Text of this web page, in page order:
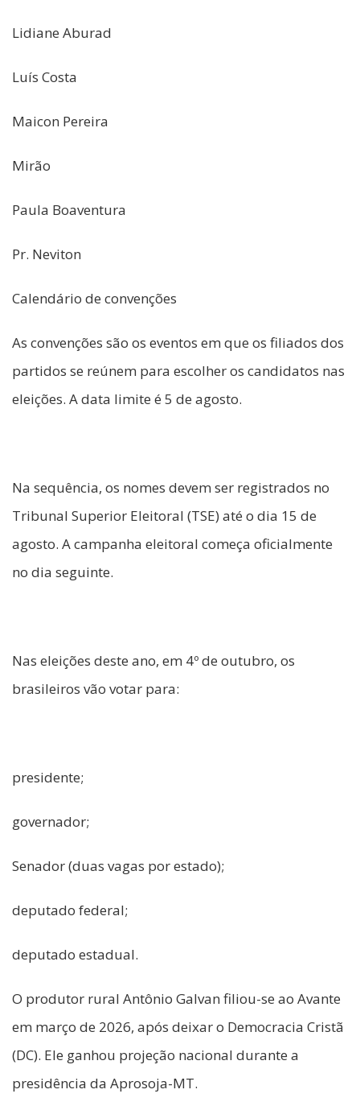
Lidiane Aburad
Luís Costa
Maicon Pereira
Mirão
Paula Boaventura
Pr. Neviton
Calendário de convenções
As convenções são os eventos em que os filiados dos
partidos se reúnem para escolher os candidatos nas
eleições. A data limite é 5 de agosto.
Na sequência, os nomes devem ser registrados no
Tribunal Superior Eleitoral (TSE) até o dia 15 de
agosto. A campanha eleitoral começa oficialmente
no dia seguinte.
Nas eleições deste ano, em 4º de outubro, os
brasileiros vão votar para:
presidente;
governador;
Senador (duas vagas por estado);
deputado federal;
deputado estadual.
O produtor rural Antônio Galvan filiou-se ao Avante
em março de 2026, após deixar o Democracia Cristã
(DC). Ele ganhou projeção nacional durante a
presidência da Aprosoja-MT.